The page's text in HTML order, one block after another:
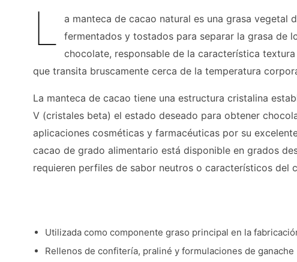
L
a manteca de cacao natural es una grasa
fermentados y tostados para separar la grasa de
chocolate, responsable de la característica
que transita bruscamente cerca de la temperatura
La manteca de cacao tiene una estructura cristalina
V (cristales beta) el estado deseado para obtener
aplicaciones cosméticas y farmacéuticas por su
cacao de grado alimentario está disponible en grados
requieren perfiles de sabor neutros o característicos del
Utilizada como componente graso principal en la
Rellenos de confitería, praliné y formulaciones de ganache